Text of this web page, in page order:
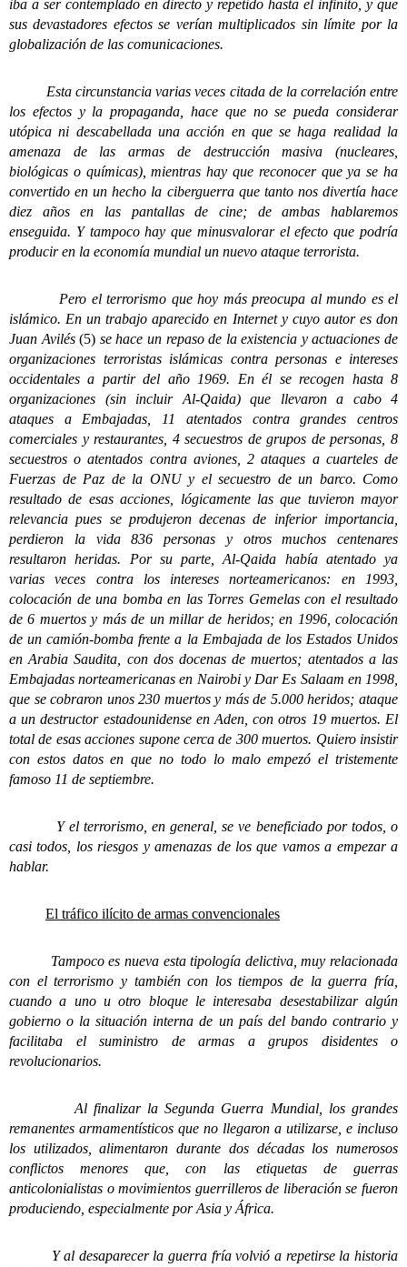
iba a ser contemplado en directo y repetido hasta el infinito, y que
sus devastadores efectos se verían multiplicados sin límite por la
globalización de las comunicaciones.
Esta circunstancia varias veces citada de la correlación entre
los efectos y la propaganda, hace que no se pueda considerar
utópica ni descabellada una acción en que se haga realidad la
amenaza de las armas de destrucción masiva (nucleares,
biológicas o químicas), mientras hay que reconocer que ya se ha
convertido en un hecho la ciberguerra que tanto nos divertía hace
diez años en las pantallas de cine; de ambas hablaremos
enseguida. Y tampoco hay que minusvalorar el efecto que podría
producir en la economía mundial un nuevo ataque terrorista.
Pero el terrorismo que hoy más preocupa al mundo es el
islámico. En un trabajo aparecido en Internet y cuyo autor es don
Juan Avilés(5) se hace un repaso de la existencia y actuaciones de
organizaciones terroristas islámicas contra personas e intereses
occidentales a partir del año 1969. En él se recogen hasta 8
organizaciones (sin incluir Al-Qaida) que llevaron a cabo 4
ataques a Embajadas, 11 atentados contra grandes centros
comerciales y restaurantes, 4 secuestros de grupos de personas, 8
secuestros o atentados contra aviones, 2 ataques a cuarteles de
Fuerzas de Paz de la ONU y el secuestro de un barco. Como
resultado de esas acciones, lógicamente las que tuvieron mayor
relevancia pues se produjeron decenas de inferior importancia,
perdieron la vida 836 personas y otros muchos centenares
resultaron heridas. Por su parte, Al-Qaida había atentado ya
varias veces contra los intereses norteamericanos: en 1993,
colocación de una bomba en las Torres Gemelas con el resultado
de 6 muertos y más de un millar de heridos; en 1996, colocación
de un camión-bomba frente a la Embajada de los Estados Unidos
en Arabia Saudita, con dos docenas de muertos; atentados a las
Embajadas norteamericanas en Nairobi y Dar Es Salaam en 1998,
que se cobraron unos 230 muertos y más de 5.000 heridos; ataque
a un destructor estadounidense en Aden, con otros 19 muertos. El
total de esas acciones supone cerca de 300 muertos. Quiero insistir
con estos datos en que no todo lo malo empezó el tristemente
famoso 11 de septiembre.
Y el terrorismo, en general, se ve beneficiado por todos, o
casi todos, los riesgos y amenazas de los que vamos a empezar a
hablar.
El tráfico ilícito de armas convencionales
Tampoco es nueva esta tipología delictiva, muy relacionada
con el terrorismo y también con los tiempos de la guerra fría,
cuando a uno u otro bloque le interesaba desestabilizar algún
gobierno o la situación interna de un país del bando contrario y
facilitaba el suministro de armas a grupos disidentes o
revolucionarios.
Al finalizar la Segunda Guerra Mundial, los grandes
remanentes armamentísticos que no llegaron a utilizarse, e incluso
los utilizados, alimentaron durante dos décadas los numerosos
conflictos menores que, con las etiquetas de guerras
anticolonialistas o movimientos guerrilleros de liberación se fueron
produciendo, especialmente por Asia y África.
Y al desaparecer la guerra fría volvió a repetirse la historia